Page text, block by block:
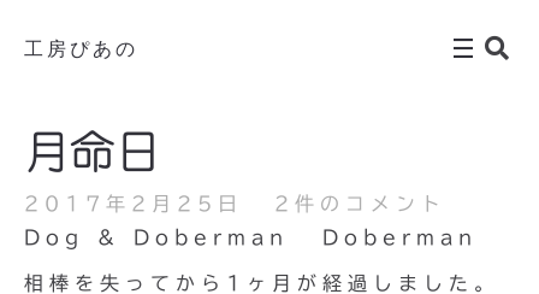
工房ぴあの
月命日
2017年2月25日
2件のコメント
Dog & Doberman
Doberman
相棒を失ってから1ヶ月が経過しました。